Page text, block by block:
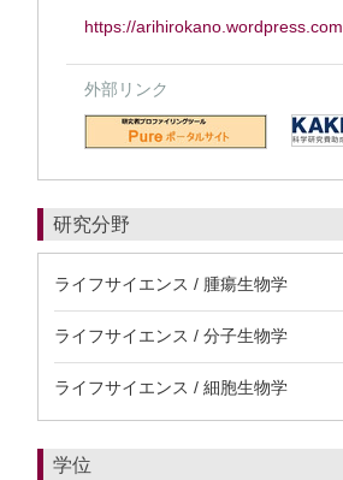
https://arihirokano.wordpress.com
外部リンク
研究分野
ライフサイエンス / 腫瘍生物学
ライフサイエンス / 分子生物学
ライフサイエンス / 細胞生物学
学位